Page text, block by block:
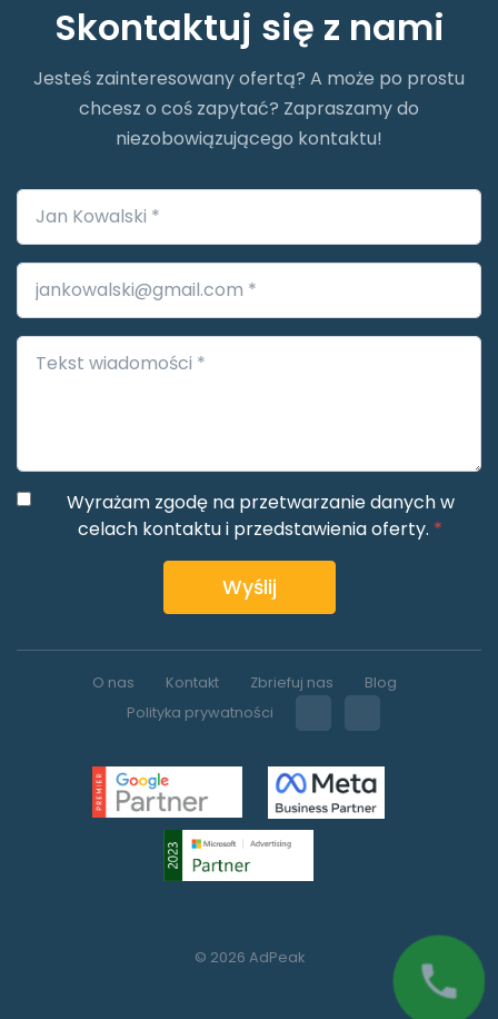
Skontaktuj się z nami
Jesteś zainteresowany ofertą? A może po prostu
chcesz o coś zapytać? Zapraszamy do
niezobowiązującego kontaktu!
Wyrażam zgodę na przetwarzanie danych w
celach kontaktu i przedstawienia oferty. *
Wyślij
O nas Kontakt Zbriefuj nas
Blog
Polityka prywatności
© 2026 AdPeak